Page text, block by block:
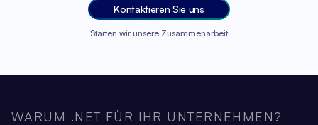
Kontaktieren Sie uns
Starten wir unsere Zusammenarbeit
WARUM .NET FÜR IHR UNTERNEHMEN?